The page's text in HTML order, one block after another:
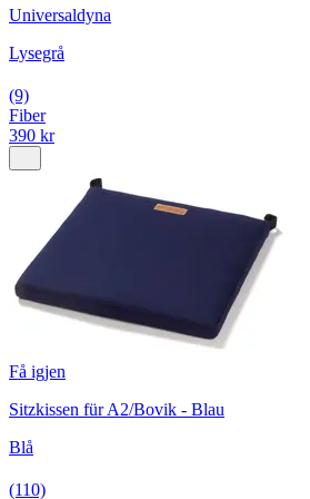
Universaldyna
Lysegrå
(9)
Fiber
390 kr
Få igjen
Sitzkissen für A2/Bovik - Blau
Blå
(110)